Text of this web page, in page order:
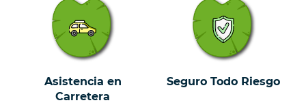
Asistencia en
Carretera
Seguro Todo Riesgo